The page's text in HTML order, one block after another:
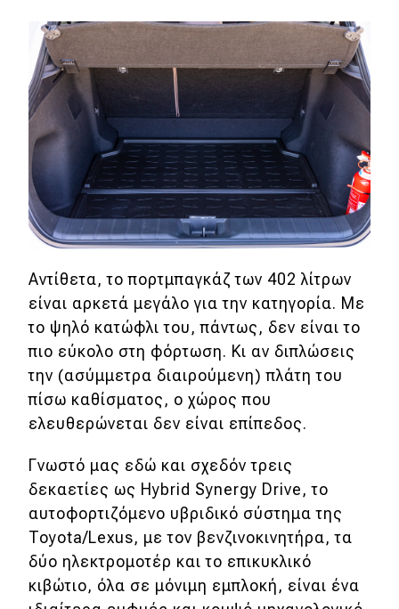
Αντίθετα, το πορτμπαγκάζ των 402 λίτρων
είναι αρκετά μεγάλο για την κατηγορία. Με
το ψηλό κατώφλι του, πάντως, δεν είναι το
πιο εύκολο στη φόρτωση. Kι αν διπλώσεις
την (ασύμμετρα διαιρούμενη) πλάτη του
πίσω καθίσματος, ο χώρος που
ελευθερώνεται δεν είναι επίπεδος.
Γνωστό μας εδώ και σχεδόν τρεις
δεκαετίες ως Hybrid Synergy Drive, το
αυτοφορτιζόμενο υβριδικό σύστημα της
Toyota/Lexus, με τον βενζινοκινητήρα, τα
δύο ηλεκτρομοτέρ και το επικυκλικό
κιβώτιο, όλα σε μόνιμη εμπλοκή, είναι ένα